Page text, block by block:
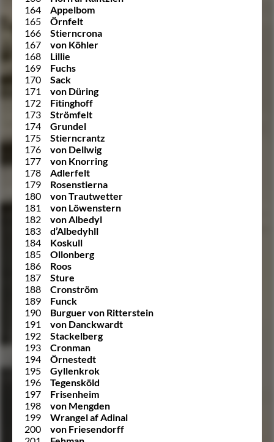
164
Appelbom
165
Örnfelt
166
Stierncrona
167
von Köhler
168
Lillie
169
Fuchs
170
Sack
171
von Düring
172
Fitinghoff
173
Strömfelt
174
Grundel
175
Stierncrantz
176
von Dellwig
177
von Knorring
178
Adlerfelt
179
Rosenstierna
180
von Trautwetter
181
von Löwenstern
182
von Albedyl
183
d’Albedyhll
184
Koskull
185
Ollonberg
186
Roos
187
Sture
188
Cronström
189
Funck
190
Burguer von Ritterstein
191
von Danckwardt
192
Stackelberg
193
Cronman
194
Örnestedt
195
Gyllenkrok
196
Tegensköld
197
Frisenheim
198
von Mengden
199
Wrangel af Adinal
200
von Friesendorff